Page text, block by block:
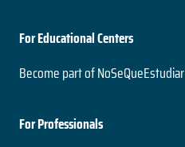
For Educational Centers
Become part of NoSeQueEstudiar
For Professionals